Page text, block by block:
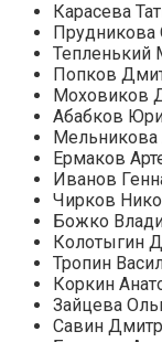
Карасева
Прудникова
Тепленький
Попков
Моховиков
Абабков
Ермаков
Иванов
Чирков
Божко
Колотыгин
Тропин
Коркин
Зайцева
Савин